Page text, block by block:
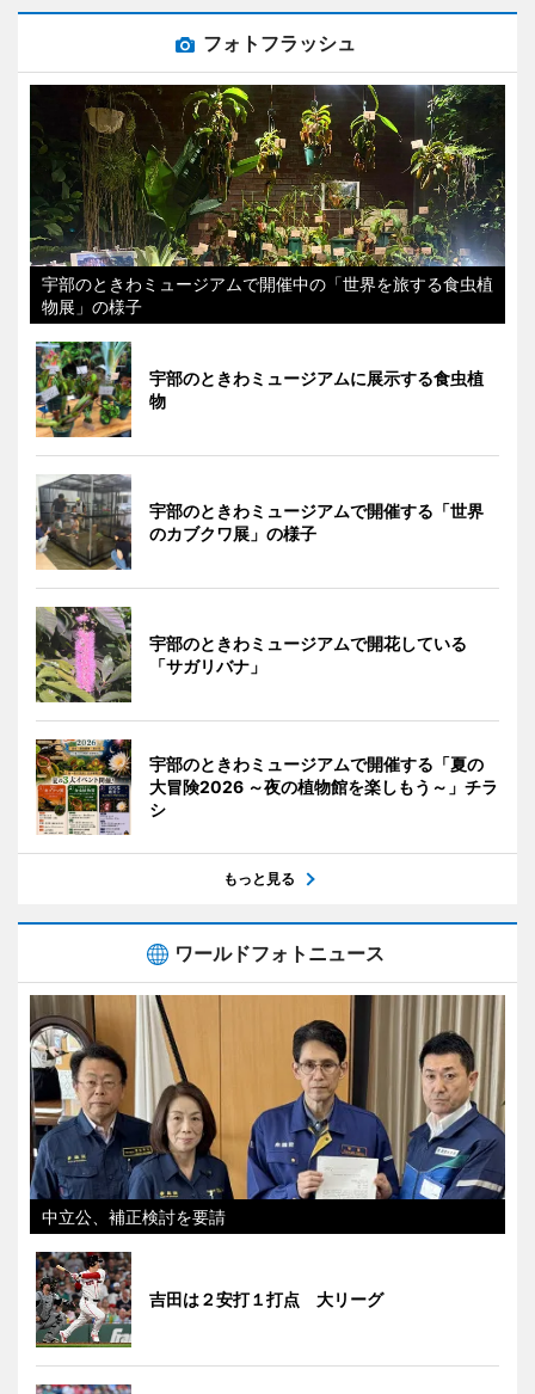
フォトフラッシュ
宇部のときわミュージアムで開催中の「世界を旅する食虫植
物展」の様子
宇部のときわミュージアムに展示する食虫植
物
宇部のときわミュージアムで開催する「世界
のカブクワ展」の様子
宇部のときわミュージアムで開花している
「サガリバナ」
宇部のときわミュージアムで開催する「夏の
大冒険2026 ～夜の植物館を楽しもう～」チラ
シ
もっと見る
ワールドフォトニュース
中立公、補正検討を要請
吉田は２安打１打点 大リーグ